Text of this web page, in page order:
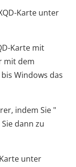
Karte unter
Karte mit
mit dem
Windows das
indem Sie "
dann zu
unter